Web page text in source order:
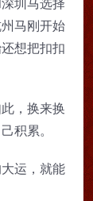
马刚开始
想把扣扣
，换来换
积累。
运，就能